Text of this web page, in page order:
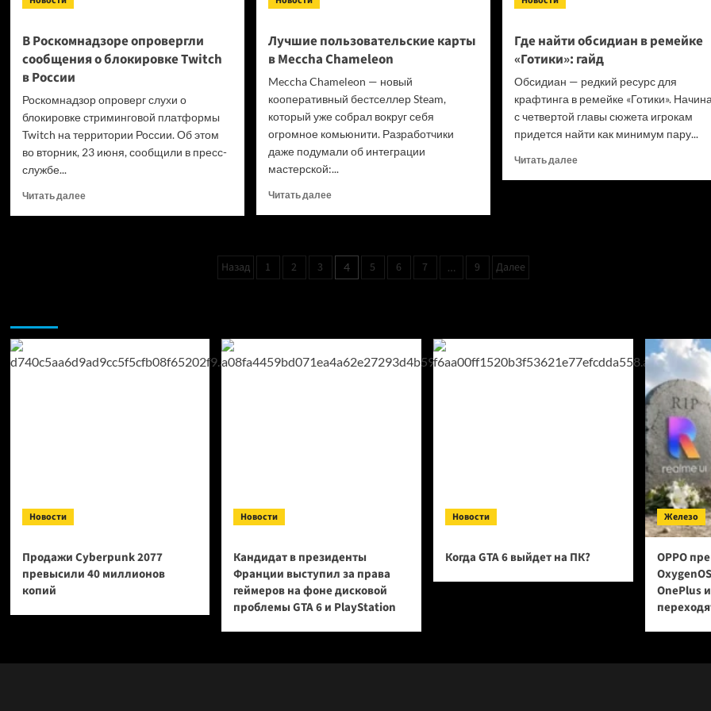
В Роскомнадзоре опровергли
сообщения о блокировке Twitch
в России
Роскомнадзор опроверг слухи о
блокировке стриминговой платформы
Twitch на территории России. Об этом
во вторник, 23 июня, сообщили в пресс-
службе...
Читать далееПрочитать
Лучшие пользовательские карты
в Meccha Chameleon
Meccha Chameleon — новый
кооперативный бестселлер Steam,
который уже собрал вокруг себя
огромное комьюнити. Разработчики
даже подумали об интеграции
мастерской:...
Читать далееПрочитать
пользовательские
карты
в Meccha
Где найти обсидиан в ремейке
«Готики»: гайд
Обсидиан — редкий ресурс для
крафтинга в ремейке «Готики».
с четвертой главы сюжета игрокам
придется найти как минимум пару...
Читать далееПрочитать
Пагинация
Назад 1 2 3 4 5 6 7 … 9 Далее
Новости
Продажи Cyberpunk 2077
превысили 40 миллионов
копий
Новости
Кандидат в президенты
Франции выступил за права
геймеров на фоне дисковой
проблемы GTA 6 и PlayStation
Новости
Когда GTA 6 выйдет на ПК?
Железо
OPPO
OnePlus